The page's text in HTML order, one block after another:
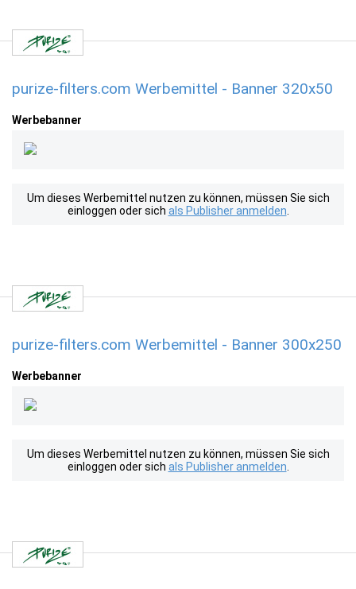
purize-filters.com Werbemittel - Banner 320x50
Werbebanner
Um dieses Werbemittel nutzen zu können, müssen Sie sich
einloggen oder sich als Publisher anmelden
purize-filters.com Werbemittel - Banner 300x250
Werbebanner
Um dieses Werbemittel nutzen zu können, müssen Sie sich
einloggen oder sich als Publisher anmelden